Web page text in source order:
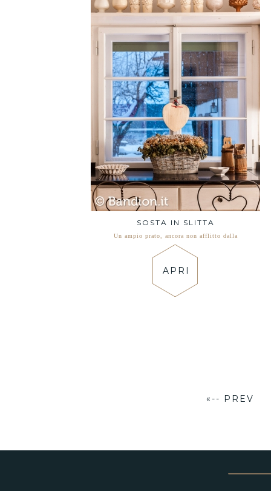
SOSTA IN SLITTA
Un ampio prato, ancora non afflitto dalla
APRI
«-- PREV